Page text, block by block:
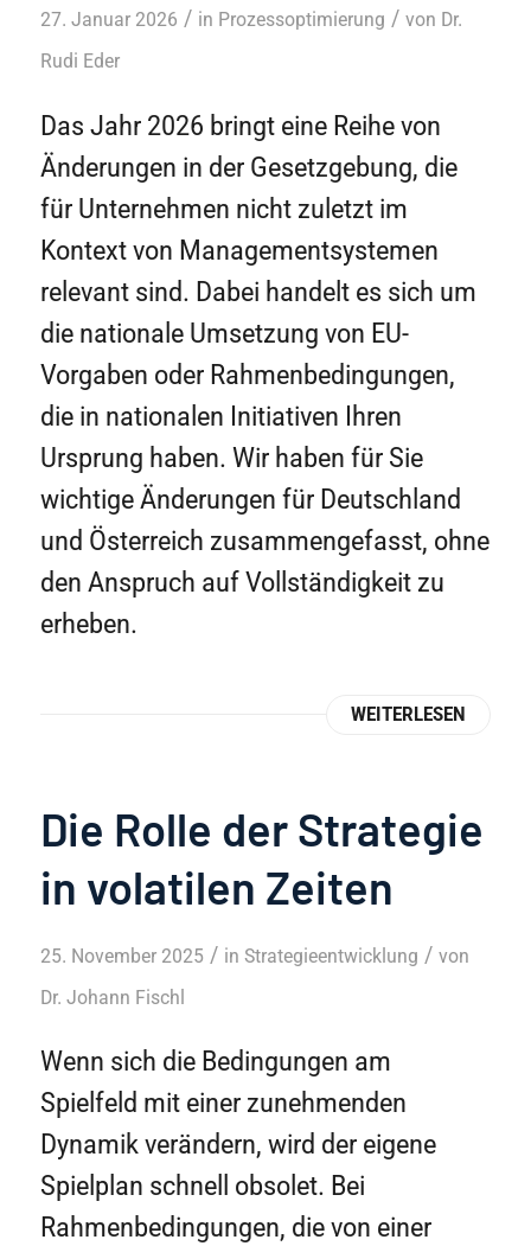
27. Januar 2026 / in Prozessoptimierung / von Dr.
Rudi Eder
Das Jahr 2026 bringt eine Reihe von
Änderungen in der Gesetzgebung, die
für Unternehmen nicht zuletzt im
Kontext von Managementsystemen
relevant sind. Dabei handelt es sich um
die nationale Umsetzung von EU-
Vorgaben oder Rahmenbedingungen,
die in nationalen Initiativen Ihren
Ursprung haben. Wir haben für Sie
wichtige Änderungen für Deutschland
und Österreich zusammengefasst, ohne
den Anspruch auf Vollständigkeit zu
erheben.
WEITERLESEN
Die Rolle der Strategie
in volatilen Zeiten
25. November 2025 / in Strategieentwicklung / von
Dr. Johann Fischl
Wenn sich die Bedingungen am
Spielfeld mit einer zunehmenden
Dynamik verändern, wird der eigene
Spielplan schnell obsolet. Bei
Rahmenbedingungen, die von einer